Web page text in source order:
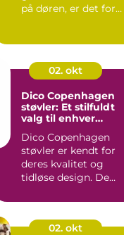
på døren, er det for
02. okt
Dico Copenhagen
støvler: Et stilfuldt
valg til enhver
Dico Copenhagen
støvler er kendt for
deres kvalitet og
tidløse design. De
02. okt